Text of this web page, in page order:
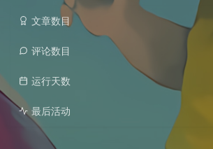
文章数目
评论数目
运行天数
最后活动